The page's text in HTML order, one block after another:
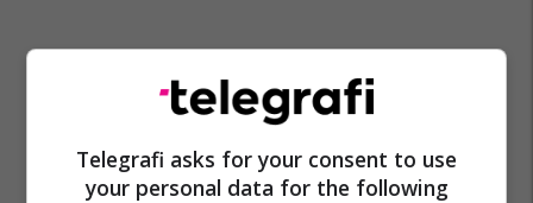
Telegrafi asks for your consent to use
your personal data for the following